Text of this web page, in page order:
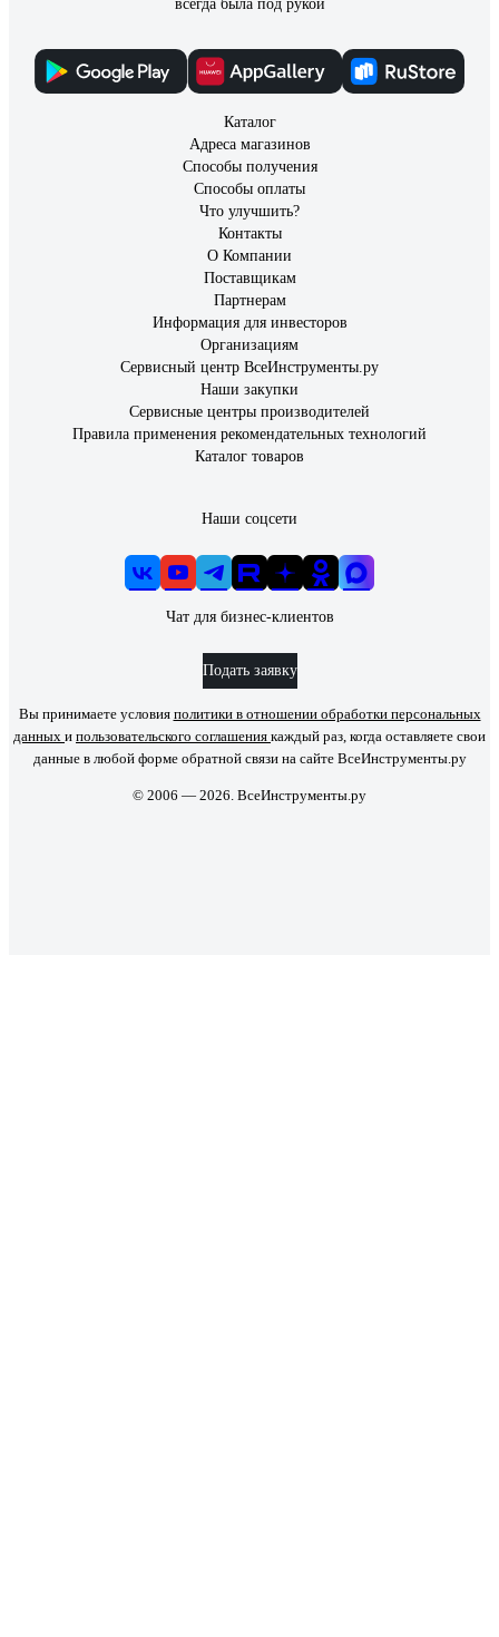
всегда была под рукой
Каталог
Адреса магазинов
Способы получения
Способы оплаты
Что улучшить?
Контакты
О Компании
Поставщикам
Партнерам
Информация для инвесторов
Организациям
Сервисный центр ВсеИнструменты.ру
Наши закупки
Сервисные центры производителей
Правила применения рекомендательных технологий
Каталог товаров
Наши соцсети
Чат для бизнес-клиентов
Подать заявку
Вы принимаете условия политики в отношении обработки персональных
данных и пользовательского соглашения каждый раз, когда оставляете свои
данные в любой форме обратной связи на сайте ВсеИнструменты.ру
© 2006 — 2026. ВсеИнструменты.ру